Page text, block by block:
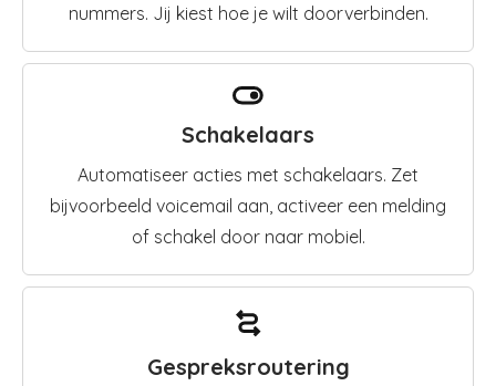
nummers. Jij kiest hoe je wilt doorverbinden.
Schakelaars
Automatiseer acties met schakelaars. Zet
bijvoorbeeld voicemail aan, activeer een melding
of schakel door naar mobiel.
Gespreksroutering